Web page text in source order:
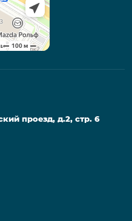
проезд, д.2, стр. 6